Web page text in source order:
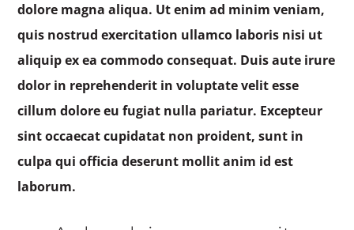
dolore magna aliqua. Ut enim ad minim veniam,
quis nostrud exercitation ullamco laboris nisi ut
aliquip ex ea commodo consequat. Duis aute irure
dolor in reprehenderit in voluptate velit esse
cillum dolore eu fugiat nulla pariatur. Excepteur
sint occaecat cupidatat non proident, sunt in
culpa qui officia deserunt mollit anim id est
laborum.